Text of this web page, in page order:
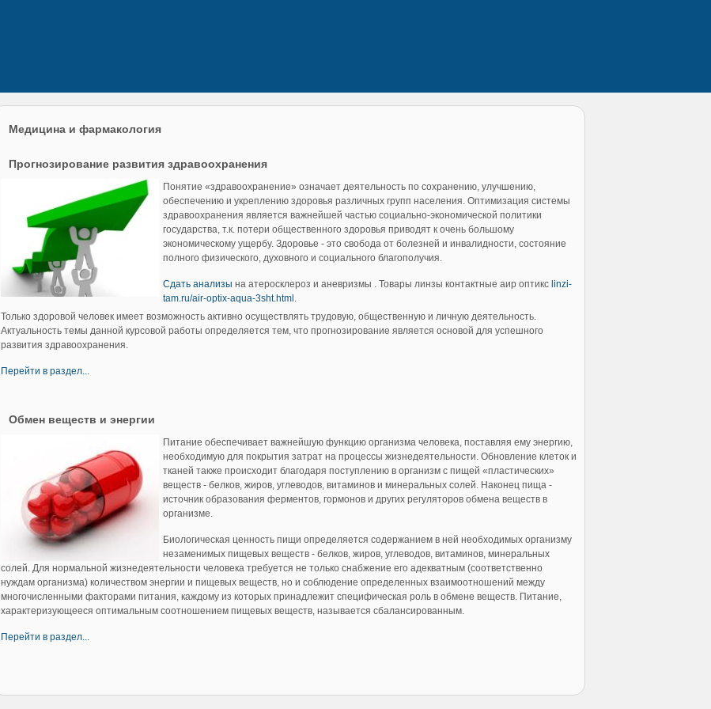
Медицина и фармакология
Прогнозирование развития здравоохранения
Понятие «здравоохранение» означает деятельность по сохранению, улучшению,
обеспечению и укреплению здоровья различных групп населения. Оптимизация системы
здравоохранения является важнейшей частью социально-экономической политики
государства, т.к. потери общественного здоровья приводят к очень большому
экономическому ущербу. Здоровье - это свобода от болезней и инвалидности, состояние
полного физического, духовного и социального благополучия.
Сдать анализы на атеросклероз и аневризмы . Товары линзы контактные аир оптикс linzi-
tam.ru/air-optix-aqua-3sht.html .
Только здоровой человек имеет возможность активно осуществлять трудовую, общественную и личную деятельность.
Актуальность темы данной курсовой работы определяется тем, что прогнозирование является основой для успешного
развития здравоохранения.
Перейти в раздел...
Обмен веществ и энергии
Питание обеспечивает важнейшую функцию организма человека, поставляя ему энергию,
необходимую для покрытия затрат на процессы жизнедеятельности. Обновление клеток и
тканей также происходит благодаря поступлению в организм с пищей «пластических»
веществ - белков, жиров, углеводов, витаминов и минеральных солей. Наконец пища -
источник образования ферментов, гормонов и других регуляторов обмена веществ в
организме.
Биологическая ценность пищи определяется содержанием в ней необходимых организму
незаменимых пищевых веществ - белков, жиров, углеводов, витаминов, минеральных
солей. Для нормальной жизнедеятельности человека требуется не только снабжение его адекватным (соответственно
нуждам организма) количеством энергии и пищевых веществ, но и соблюдение определенных взаимоотношений между
многочисленными факторами питания, каждому из которых принадлежит специфическая роль в обмене веществ. Питание,
характеризующееся оптимальным соотношением пищевых веществ, называется сбалансированным.
Перейти в раздел...